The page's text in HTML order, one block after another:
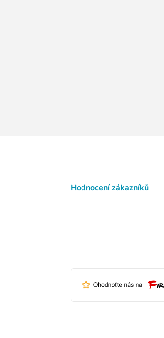
Hodnocení zákazníků